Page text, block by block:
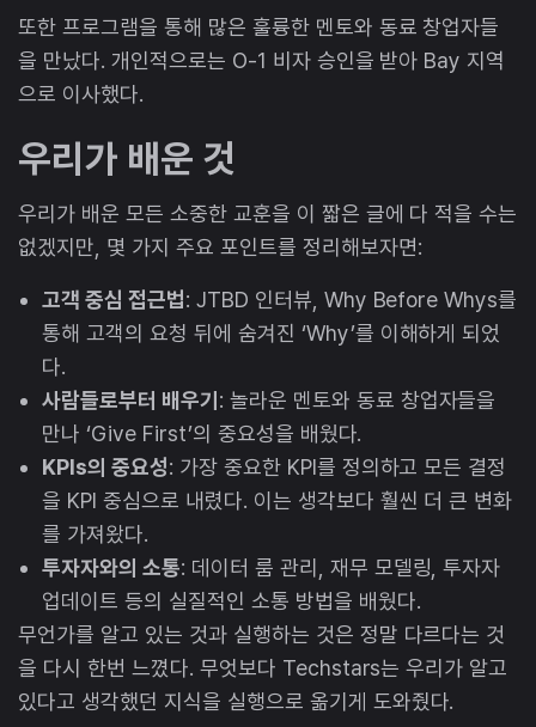
또한 프로그램을 통해 많은 훌륭한 멘토와 동료 창업자들
을 만났다. 개인적으로는 O-1 비자 승인을 받아 Bay 지역
으로 이사했다.
우리가 배운 것
우리가 배운 모든 소중한 교훈을 이 짧은 글에 다 적을 수는
없겠지만, 몇 가지 주요 포인트를 정리해보자면:
고객 중심 접근법: JTBD 인터뷰, Why Before Whys를
통해 고객의 요청 뒤에 숨겨진 ‘Why’를 이해하게 되었
다.
사람들로부터 배우기: 놀라운 멘토와 동료 창업자들을
만나 ‘Give First’의 중요성을 배웠다.
KPIs의 중요성: 가장 중요한 KPI를 정의하고 모든 결정
을 KPI 중심으로 내렸다. 이는 생각보다 훨씬 더 큰 변화
를 가져왔다.
투자자와의 소통: 데이터 룸 관리, 재무 모델링, 투자자
업데이트 등의 실질적인 소통 방법을 배웠다.
무언가를 알고 있는 것과 실행하는 것은 정말 다르다는 것
을 다시 한번 느꼈다. 무엇보다 Techstars는 우리가 알고
있다고 생각했던 지식을 실행으로 옮기게 도와줬다.